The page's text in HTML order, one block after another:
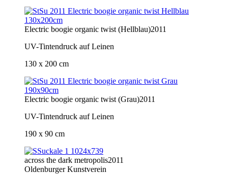
Electric boogie organic twist (Hellblau)2011
UV-Tintendruck auf Leinen
130 x 200 cm
Electric boogie organic twist (Grau)2011
UV-Tintendruck auf Leinen
190 x 90 cm
across the dark metropolis2011
Oldenburger Kunstverein